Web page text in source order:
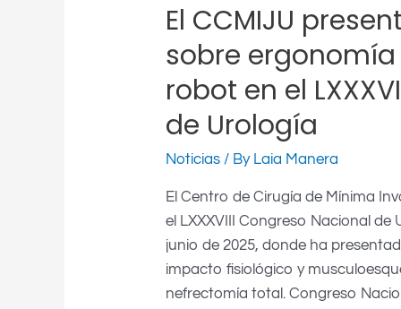
El CCMIJU
sobre
robot en el
de Urología
Noticias / By Laia Manera
El Centro de Cirugía de Mínima
el LXXXVIII Congreso Nacional de
junio de 2025, donde ha
impacto fisiológico y
nefrectomía total. Congreso